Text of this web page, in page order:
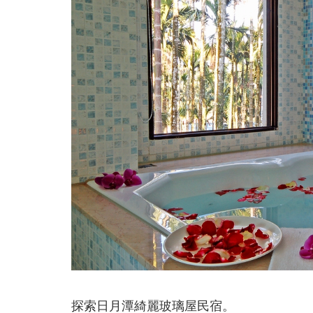
探索日月潭綺麗玻璃屋民宿。